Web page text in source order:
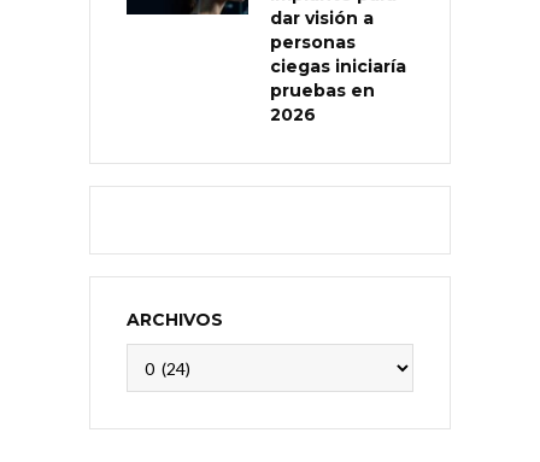
dar visión a
personas
ciegas iniciaría
pruebas en
2026
ARCHIVOS